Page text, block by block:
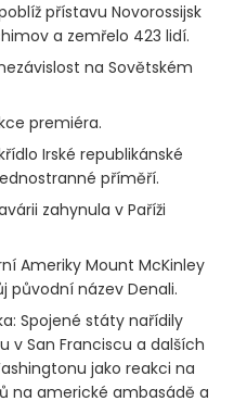
přístavu Novorossijsk
a zemřelo 423 lidí.
na Sovětském
premiéra.
Irské republikánské
příměří.
zahynula v Paříži
Ameriky Mount McKinley
původní název Denali.
Spojené státy nařídily
v San Franciscu a dalších
jako reakci na
na americké ambasádě a